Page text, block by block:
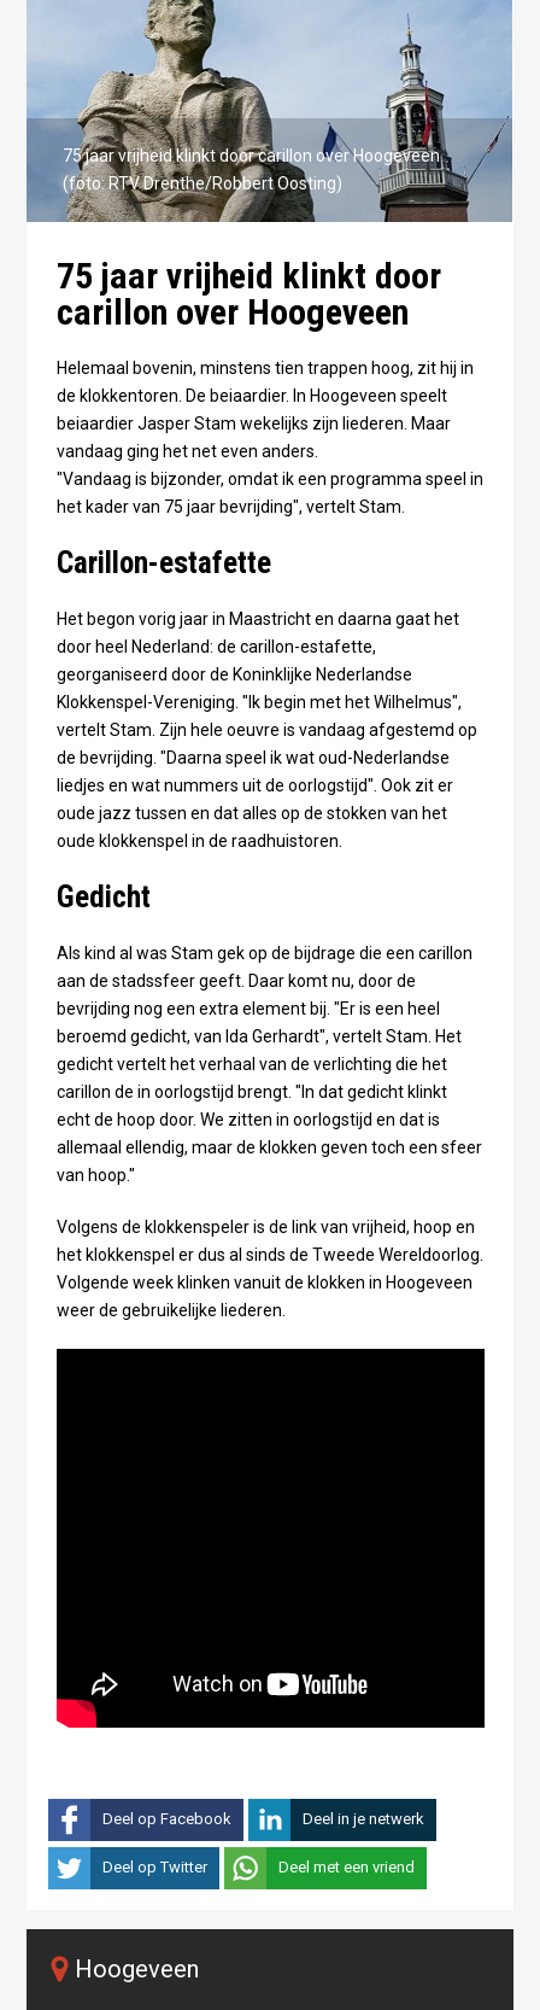
75 jaar vrijheid klinkt door carillon over Hoogeveen
(foto: RTV Drenthe/Robbert Oosting)
75 jaar vrijheid klinkt door
carillon over Hoogeveen
Helemaal bovenin, minstens tien trappen hoog, zit hij in
de klokkentoren. De beiaardier. In Hoogeveen speelt
beiaardier Jasper Stam wekelijks zijn liederen. Maar
vandaag ging het net even anders.
"Vandaag is bijzonder, omdat ik een programma speel in
het kader van 75 jaar bevrijding", vertelt Stam.
Carillon-estafette
Het begon vorig jaar in Maastricht en daarna gaat het
door heel Nederland: de carillon-estafette,
georganiseerd door de Koninklijke Nederlandse
Klokkenspel-Vereniging. "Ik begin met het Wilhelmus",
vertelt Stam. Zijn hele oeuvre is vandaag afgestemd op
de bevrijding. "Daarna speel ik wat oud-Nederlandse
liedjes en wat nummers uit de oorlogstijd". Ook zit er
oude jazz tussen en dat alles op de stokken van het
oude klokkenspel in de raadhuistoren.
Gedicht
Als kind al was Stam gek op de bijdrage die een carillon
aan de stadssfeer geeft. Daar komt nu, door de
bevrijding nog een extra element bij. "Er is een heel
beroemd gedicht, van Ida Gerhardt", vertelt Stam. Het
gedicht vertelt het verhaal van de verlichting die het
carillon de in oorlogstijd brengt. "In dat gedicht klinkt
echt de hoop door. We zitten in oorlogstijd en dat is
allemaal ellendig, maar de klokken geven toch een sfeer
van hoop."
Volgens de klokkenspeler is de link van vrijheid, hoop en
het klokkenspel er dus al sinds de Tweede Wereldoorlog.
Volgende week klinken vanuit de klokken in Hoogeveen
weer de gebruikelijke liederen.
Deel op Facebook Deel in je netwerk
Deel op Twitter Deel met een vriend
Hoogeveen